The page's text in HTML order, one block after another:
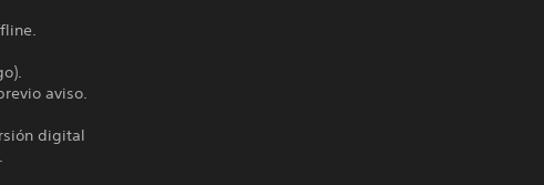
aviso.
digital